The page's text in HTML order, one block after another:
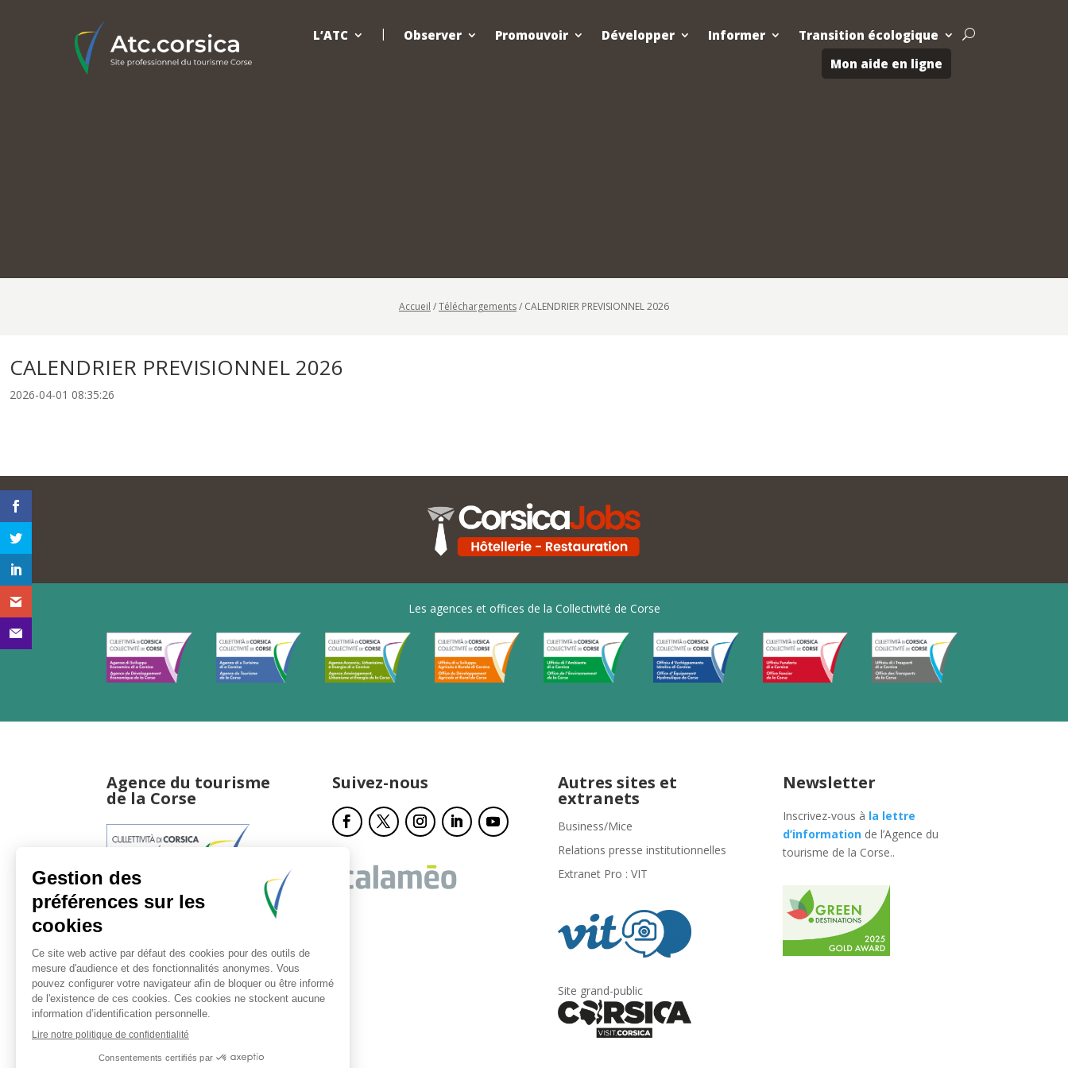
L’ATC Observer Promouvoir Développer Informer
Transition écologique
Mon aide en ligne
U
Accueil /Téléchargements/ CALENDRIER PREVISIONNEL 2026
CALENDRIER PREVISIONNEL 2026
2026-04-01 08:35:26
Les agences et offices de la Collectivité de Corse
Agence du tourisme
de la Corse
20181 Ajaccio Cedex 01
T : 04 95 51 77 77
Accueil et horaires
Nous contacter
Politique de confidentialité
Suivez-nous Autres sites et
extranets
Business/Mice
Relations presse institutionnelles
Extranet Pro : VIT
Site grand-public
Newsletter
Inscrivez-vous à la lettre
d’information de l’Agence du
tourisme de la Corse..